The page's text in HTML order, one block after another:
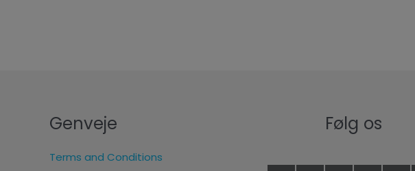
Genveje
Terms and Conditions
Følg os